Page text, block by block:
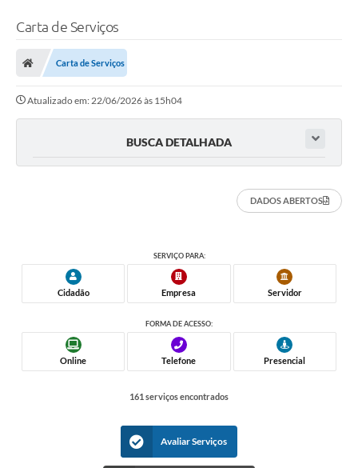
Carta de Serviços
Carta de Serviços
Atualizado em: 22/06/2026 às 15h04
BUSCA DETALHADA
DADOS ABERTOS
SERVIÇO PARA:
Cidadão Empresa Servidor
FORMA DE ACESSO:
Online Telefone Presencial
161 serviços encontrados
Avaliar Serviços